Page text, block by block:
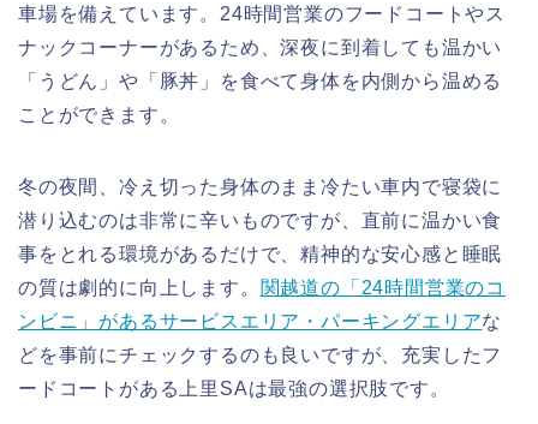
車場を備えています。24時間営業のフードコートやス
ナックコーナーがあるため、深夜に到着しても温かい
「うどん」や「豚丼」を食べて身体を内側から温める
ことができます。
冬の夜間、冷え切った身体のまま冷たい車内で寝袋に
潜り込むのは非常に辛いものですが、直前に温かい食
事をとれる環境があるだけで、精神的な安心感と睡眠
の質は劇的に向上します。 関越道の「24時間営業のコ
ンビニ」があるサービスエリア・パーキングエリアな
どを事前にチェックするのも良いですが、充実したフ
ードコートがある上里SAは最強の選択肢です。